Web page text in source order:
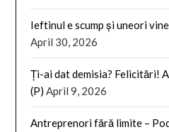
Ieftinul e scump și uneori
April 30, 2026
Ți-ai dat demisia? Felicitări!
(P) April 9, 2026
Antreprenori fără limite –